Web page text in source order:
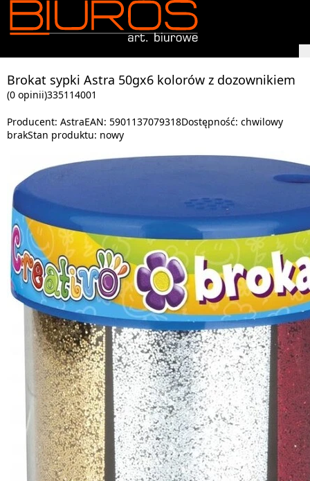
Brokat sypki Astra 50gx6 kolorów z dozownikiem
(0 opinii)335114001
Producent: AstraEAN: 5901137079318Dostępność: chwilowy
brakStan produktu: nowy